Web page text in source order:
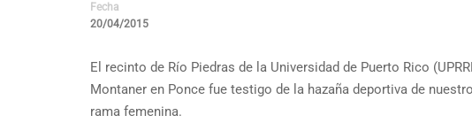
Fecha
20/04/2015
El recinto de Río Piedras de la Universidad de Puerto Rico
Montaner en Ponce fue testigo de la hazaña deportiva de
rama femenina.